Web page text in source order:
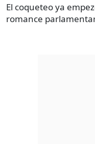
El coqueteo ya
romance